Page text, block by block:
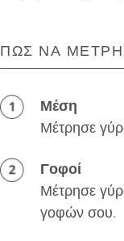
ΠΏΣ ΝΑ
Μέση
Μέτρησε
Γοφοί
Μέτρησε
γοφών σου.